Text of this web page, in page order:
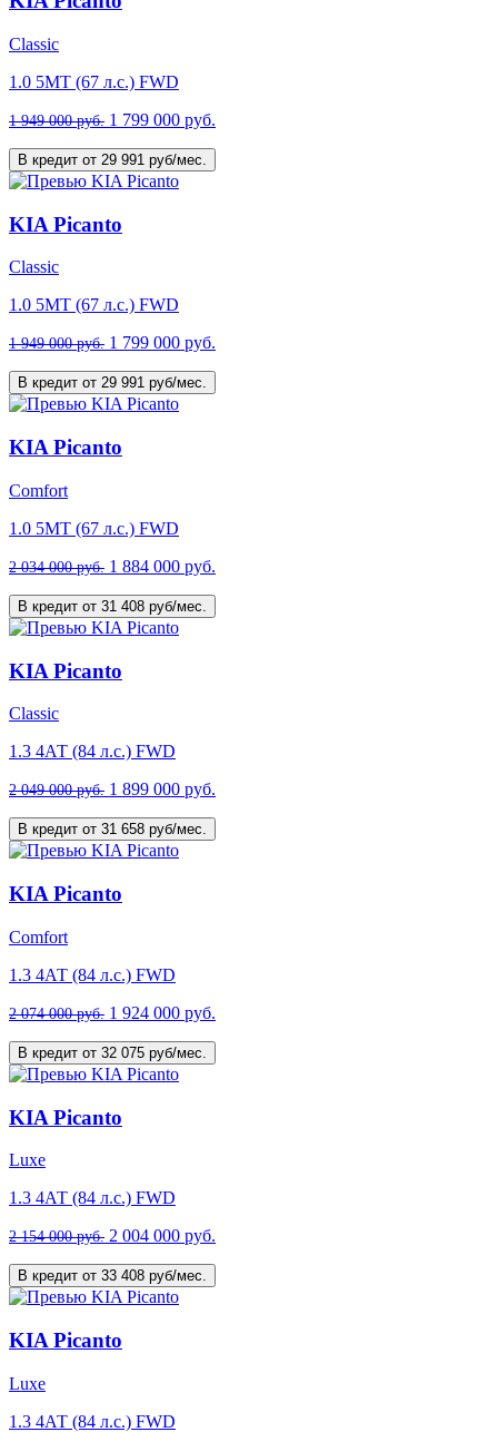
Classic
1.0 5МТ (67 л.с.) FWD
1 949 000 руб. 1 799 000 руб.
В кредит от 29 991 руб/мес.
KIA Picanto
Classic
1.0 5МТ (67 л.с.) FWD
1 949 000 руб. 1 799 000 руб.
В кредит от 29 991 руб/мес.
KIA Picanto
Comfort
1.0 5МТ (67 л.с.) FWD
2 034 000 руб. 1 884 000 руб.
В кредит от 31 408 руб/мес.
KIA Picanto
Classic
1.3 4АТ (84 л.с.) FWD
2 049 000 руб. 1 899 000 руб.
В кредит от 31 658 руб/мес.
KIA Picanto
Comfort
1.3 4АТ (84 л.с.) FWD
2 074 000 руб. 1 924 000 руб.
В кредит от 32 075 руб/мес.
KIA Picanto
Luxe
1.3 4АТ (84 л.с.) FWD
2 154 000 руб. 2 004 000 руб.
В кредит от 33 408 руб/мес.
KIA Picanto
Luxe
1.3 4АТ (84 л.с.) FWD